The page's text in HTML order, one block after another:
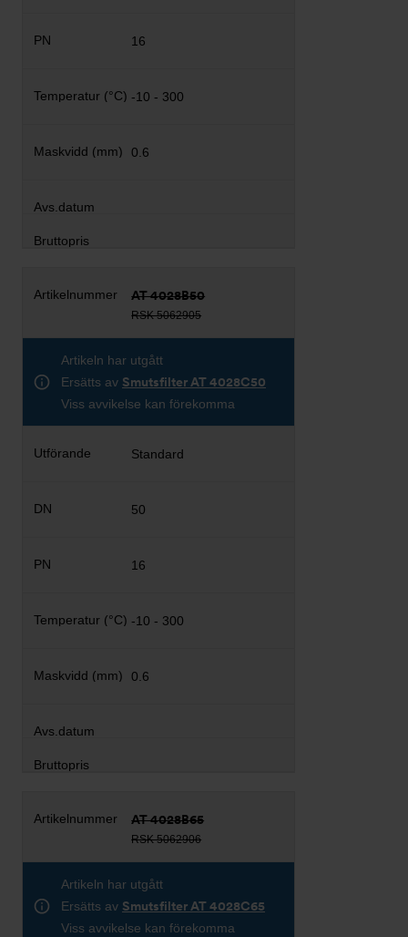
16
-10 - 300
0.6
AT 4028B50
RSK 5062905
Artikeln har utgått
Ersätts av Smutsfilter AT 4028C50
Viss avvikelse kan förekomma
Standard
50
16
-10 - 300
0.6
AT 4028B65
RSK 5062906
Artikeln har utgått
Ersätts av Smutsfilter AT 4028C65
Viss avvikelse kan förekomma